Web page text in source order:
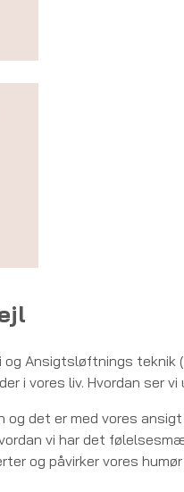
Ansigtsløftnings teknik
i vores liv. Hvordan ser
det er med vores
vi har det
og påvirker vores